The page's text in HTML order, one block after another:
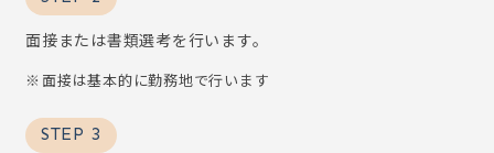
面接または書類選考を行います。
面接は基本的に勤務地で行います
STEP 3